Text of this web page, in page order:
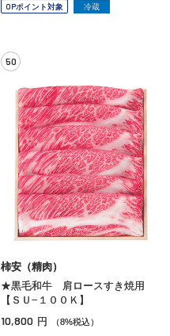
OPポイント対象 冷蔵
50
柿安（精肉）
★黒毛和牛 肩ロースすき焼用
【ＳＵ−１００Ｋ】
10,800 円 （8%税込）